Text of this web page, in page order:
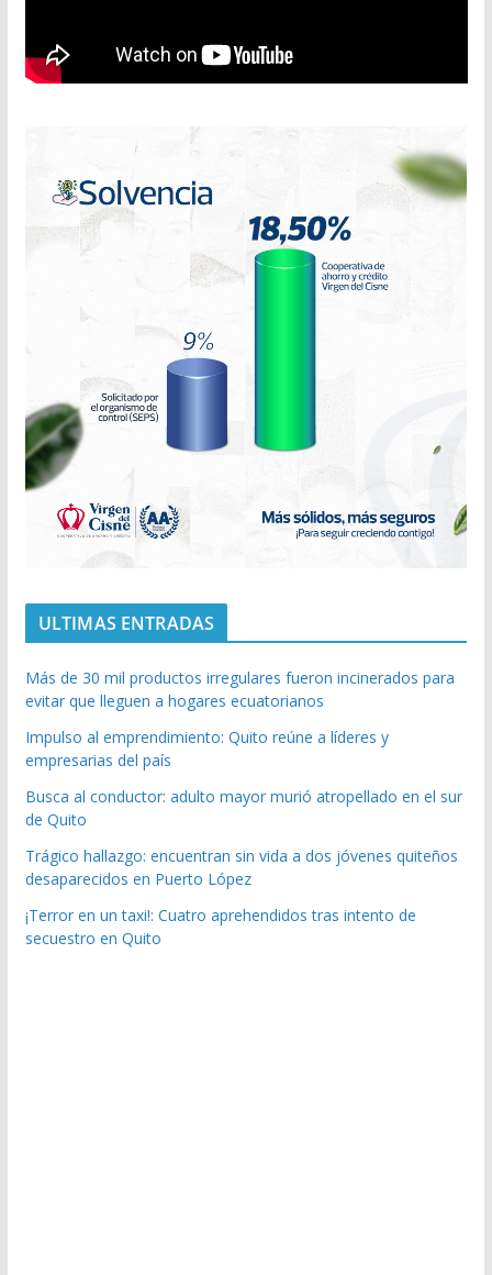
ULTIMAS ENTRADAS
Más de 30 mil productos irregulares fueron incinerados para
evitar que lleguen a hogares ecuatorianos
Impulso al emprendimiento: Quito reúne a líderes y
empresarias del país
Busca al conductor: adulto mayor murió atropellado en el sur
de Quito
Trágico hallazgo: encuentran sin vida a dos jóvenes quiteños
desaparecidos en Puerto López
¡Terror en un taxi!: Cuatro aprehendidos tras intento de
secuestro en Quito